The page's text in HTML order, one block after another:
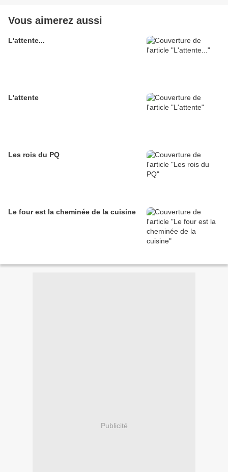
Vous aimerez aussi
L'attente...
L'attente
Les rois du PQ
Le four est la cheminée de la cuisine
Publicité